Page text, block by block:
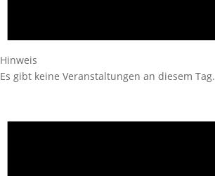
Hinweis
Es gibt keine Veranstaltungen an diesem Tag.